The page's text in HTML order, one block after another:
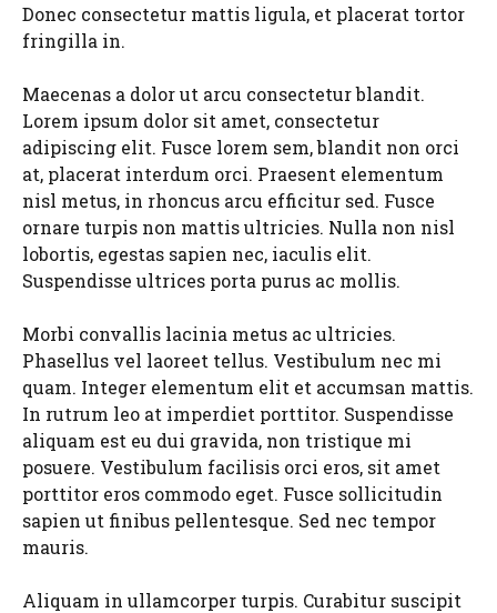
Donec consectetur mattis ligula, et placerat tortor
fringilla in.
Maecenas a dolor ut arcu consectetur blandit.
Lorem ipsum dolor sit amet, consectetur
adipiscing elit. Fusce lorem sem, blandit non orci
at, placerat interdum orci. Praesent elementum
nisl metus, in rhoncus arcu efficitur sed. Fusce
ornare turpis non mattis ultricies. Nulla non nisl
lobortis, egestas sapien nec, iaculis elit.
Suspendisse ultrices porta purus ac mollis.
Morbi convallis lacinia metus ac ultricies.
Phasellus vel laoreet tellus. Vestibulum nec mi
quam. Integer elementum elit et accumsan mattis.
In rutrum leo at imperdiet porttitor. Suspendisse
aliquam est eu dui gravida, non tristique mi
posuere. Vestibulum facilisis orci eros, sit amet
porttitor eros commodo eget. Fusce sollicitudin
sapien ut finibus pellentesque. Sed nec tempor
mauris.
Aliquam in ullamcorper turpis. Curabitur suscipit